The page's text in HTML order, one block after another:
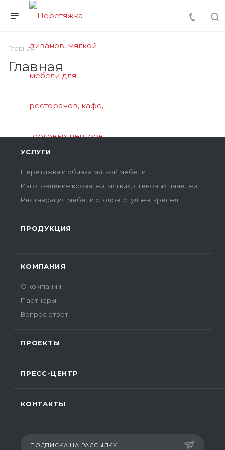
Главная
Главная
УСЛУГИ
Перетяжка и обивка мягкой мебели
Изготовление кроватей, мягких, стеновых панелей
Реставрация мебели:столов, стульев, кресел
ПРОДУКЦИЯ
КОМПАНИЯ
О компании
Партнеры
Вопрос ответ
ПРОЕКТЫ
ПРЕСС-ЦЕНТР
КОНТАКТЫ
ПОДПИСКА НА РАССЫЛКУ